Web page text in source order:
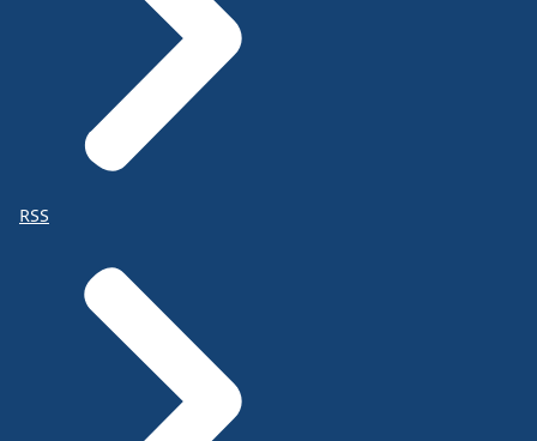
RSS